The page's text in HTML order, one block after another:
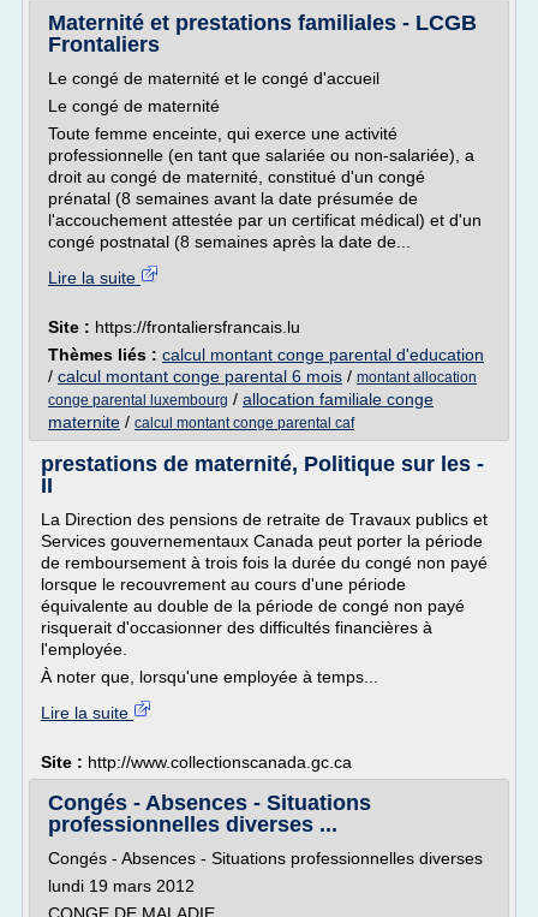
Maternité et prestations familiales - LCGB
Frontaliers
Le congé de maternité et le congé d'accueil
Le congé de maternité
Toute femme enceinte, qui exerce une activité
professionnelle (en tant que salariée ou non-salariée), a
droit au congé de maternité, constitué d'un congé
prénatal (8 semaines avant la date présumée de
l'accouchement attestée par un certificat médical) et d'un
congé postnatal (8 semaines après la date de...
Lire la suite
Site : https://frontaliersfrancais.lu
Thèmes liés : calcul montant conge parental d'education
/ calcul montant conge parental 6 mois / montant allocation
conge parental luxembourg / allocation familiale conge
maternite / calcul montant conge parental caf
prestations de maternité, Politique sur les -
II
La Direction des pensions de retraite de Travaux publics et
Services gouvernementaux Canada peut porter la période
de remboursement à trois fois la durée du congé non payé
lorsque le recouvrement au cours d'une période
équivalente au double de la période de congé non payé
risquerait d'occasionner des difficultés financières à
l'employée.
À noter que, lorsqu'une employée à temps...
Lire la suite
Site : http://www.collectionscanada.gc.ca
Congés - Absences - Situations
professionnelles diverses ...
Congés - Absences - Situations professionnelles diverses
lundi 19 mars 2012